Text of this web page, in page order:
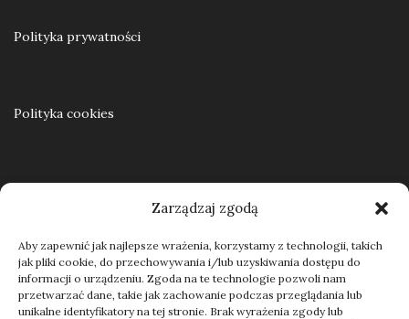
Zarządzaj zgodą
Aby zapewnić jak najlepsze wrażenia, korzystamy z technologii, takich
jak pliki cookie, do przechowywania i/lub uzyskiwania dostępu do
informacji o urządzeniu. Zgoda na te technologie pozwoli nam
przetwarzać dane, takie jak zachowanie podczas przeglądania lub
unikalne identyfikatory na tej stronie. Brak wyrażenia zgody lub
Dodaj do koszyka
Polityka prywatności
Polityka cookies
Kontakt